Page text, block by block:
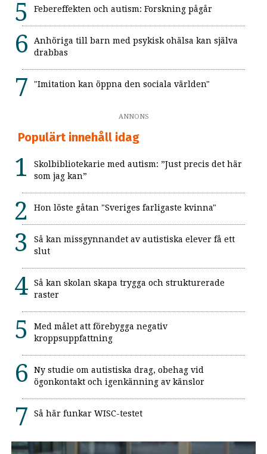
Febereffekten och autism: Forskning pågår
Anhöriga till barn med psykisk ohälsa kan själva
drabbas
"Imitation kan öppna den sociala världen"
ANNONS
Populärt innehåll idag
Skolbibliotekarie med autism: ”Just precis det här
som jag kan”
Hon löste gåtan "Sveriges farligaste kvinna"
Så kan missgynnandet av autistiska elever få ett
slut
Så kan skolan skapa trygga och strukturerade
raster
Med målet att förebygga negativ
kroppsuppfattning
Ny studie om autistiska drag, obehag vid
ögonkontakt och igenkänning av känslor
Så här funkar WISC-testet